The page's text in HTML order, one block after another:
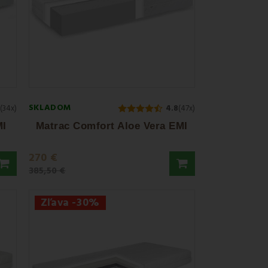
(34x) SKLADOM 4.8(47x)
Matrac Comfort Aloe Vera EMI
270 €
Zľava -30%